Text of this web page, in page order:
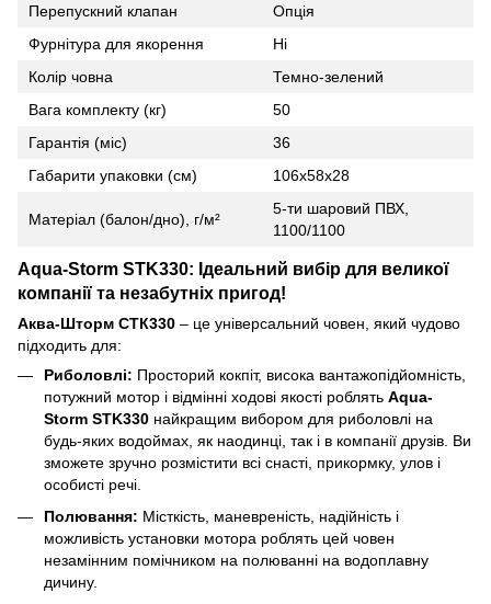
Перепускний клапан
Опція
Фурнітура для якорення
Ні
Колір човна
Темно-зелений
Вага комплекту (кг)
50
Гарантія (міс)
36
Габарити упаковки (см)
106х58х28
Матеріал (балон/дно), г/м²
5-ти шаровий ПВХ,
1100/1100
Aqua-Storm STK330: Ідеальний вибір для великої
компанії та незабутніх пригод!
Аква-Шторм СТК330 – це універсальний човен, який чудово
підходить для:
Риболовлі: Просторий кокпіт, висока вантажопідйомність,
потужний мотор і відмінні ходові якості роблять Aqua-
Storm STK330 найкращим вибором для риболовлі на
будь-яких водоймах, як наодинці, так і в компанії друзів. Ви
зможете зручно розмістити всі снасті, прикормку, улов і
особисті речі.
Полювання: Місткість, маневреність, надійність і
можливість установки мотора роблять цей човен
незамінним помічником на полюванні на водоплавну
дичину.